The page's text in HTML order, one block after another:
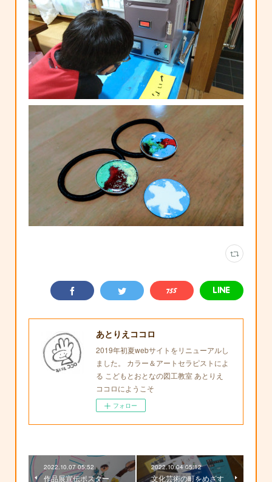
あとりえココロ
2019年初夏webサイトをリニューアルし
ました。 カラー＆アートセラピストによ
る こどもとおとなの図工教室 あとりえ
ココロにようこそ
フォロー
2022.10.07 05:52
作品展宣伝ポスター
2022.10.04 05:12
文化芸術の町をめざす